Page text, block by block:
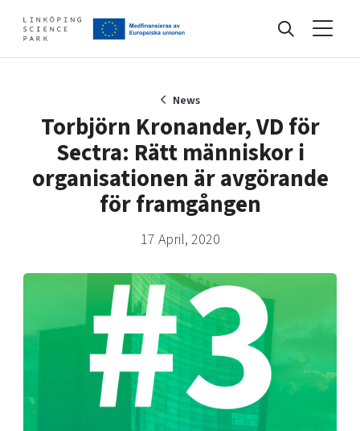
Find your network
Internet of Things
Manufacturing industries
Global talent
Visual technologies
Shaping cities and regions
Develop your company
Upgrade your skills & master new ones
Tech startups
Talent & skills
About
Our story, mission & vision
Our community of companies
Projects
40 years anniversary
Today's lunch in Mjärdevi
News
Torbjörn Kronander, VD för
Sectra: Rätt människor i
organisationen är avgörande
för framgången
17 April, 2020